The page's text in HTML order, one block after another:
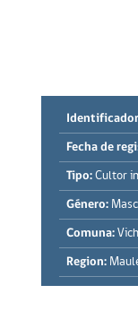
Identificador
Fecha de
Tipo: Cultor
Género:
Comuna:
Region: